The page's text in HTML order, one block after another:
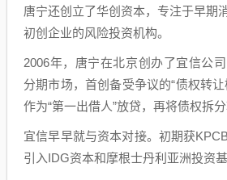
唐宁还创立了华创资本，专注于早期
初创企业的风险投资机构。
2006年，唐宁在北京创办了宜信公
分期市场，首创备受争议的“债权转
作为“第一出借人”放贷，再将债权拆分
宜信早早就与资本对接。初期获
引入IDG资本和摩根士丹利亚洲投资基